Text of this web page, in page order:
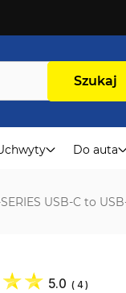
Szukaj
Do auta
USB-C to
5.0 ( 4)